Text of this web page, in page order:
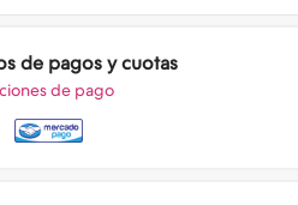
de pagos y cuotas
de pago